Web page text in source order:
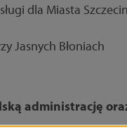
dla Miasta
Jasnych Błoniach
administrację